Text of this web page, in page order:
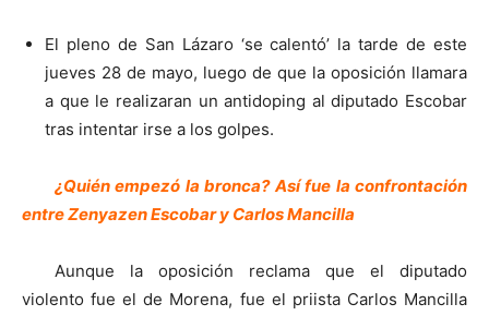
El pleno de San Lázaro ‘se calentó’ la tarde de este
jueves 28 de mayo, luego de que la oposición llamara
a que le realizaran un antidoping al diputado Escobar
tras intentar irse a los golpes.
¿Quién empezó la bronca? Así fue la confrontación
entre Zenyazen Escobar y Carlos Mancilla
Aunque la oposición reclama que el diputado
violento fue el de Morena, fue el priista Carlos Mancilla